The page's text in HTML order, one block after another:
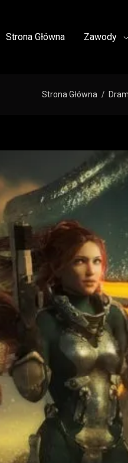
Strona Główna Zawody
Strona Główna